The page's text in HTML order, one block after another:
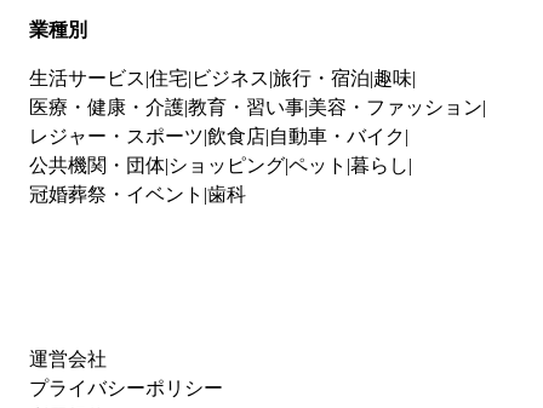
業種別
生活サービス 住宅 ビジネス 旅行・宿泊 趣味
医療・健康・介護教育・習い事 美容・ファッション
レジャー・スポーツ 飲食店 自動車・バイク
公共機関・団体 ショッピングペット 暮らし
冠婚葬祭・イベント 歯科
運営会社
プライバシーポリシー